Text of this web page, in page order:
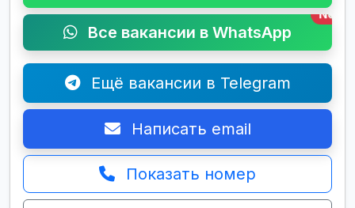
Все вакансии в WhatsApp
New
Ещё вакансии в Telegram
Написать email
Показать номер